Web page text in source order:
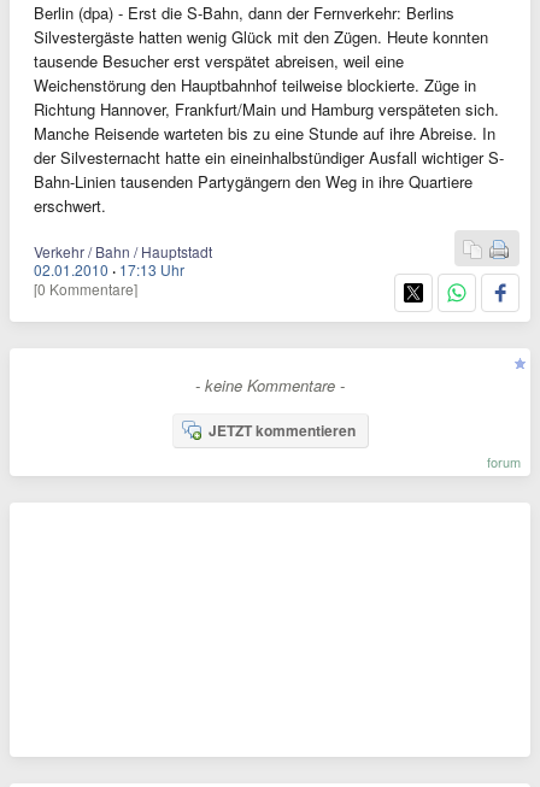
Berlin (dpa) - Erst die S-Bahn, dann der Fernverkehr: Berlins
Silvestergäste hatten wenig Glück mit den Zügen. Heute konnten
tausende Besucher erst verspätet abreisen, weil eine
Weichenstörung den Hauptbahnhof teilweise blockierte. Züge in
Richtung Hannover, Frankfurt/Main und Hamburg verspäteten sich.
Manche Reisende warteten bis zu eine Stunde auf ihre Abreise. In
der Silvesternacht hatte ein eineinhalbstündiger Ausfall wichtiger S-
Bahn-Linien tausenden Partygängern den Weg in ihre Quartiere
erschwert.
Verkehr / Bahn / Hauptstadt
02.01.2010 · 17:13 Uhr
[0 Kommentare]
- keine Kommentare -
JETZT kommentieren
forum